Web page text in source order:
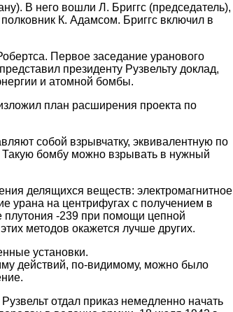
В него вошли Л. Бриггс (председатель),
К. Адамсом. Бриггс включил в
Первое заседание уранового
президенту Рузвельту доклад,
и атомной бомбы.
план расширения проекта по
собой взрывчатку, эквивалентную по
бомбу можно взрывать в нужный
делящихся веществ: электромагнитное
урана на центрифугах с получением в
плутония -239 при помощи цепной
методов окажется лучше других.
установки.
действий, по-видимому, можно было
отдал приказ немедленно начать